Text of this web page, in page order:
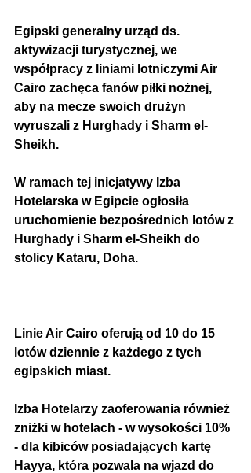
Egipski generalny urząd ds.
aktywizacji turystycznej, we
współpracy z liniami lotniczymi Air
Cairo zachęca fanów piłki nożnej,
aby na mecze swoich drużyn
wyruszali z Hurghady i Sharm el-
Sheikh.
W ramach tej inicjatywy Izba
Hotelarska w Egipcie ogłosiła
uruchomienie bezpośrednich lotów z
Hurghady i Sharm el-Sheikh do
stolicy Kataru, Doha.
Linie Air Cairo oferują od 10 do 15
lotów dziennie z każdego z tych
egipskich miast.
Izba Hotelarzy zaoferowania również
zniżki w hotelach - w wysokości 10%
- dla kibiców posiadających kartę
Hayya, która pozwala na wjazd do